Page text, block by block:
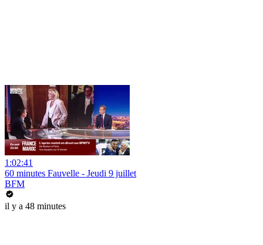
1:02:41
60 minutes Fauvelle - Jeudi 9 juillet
BFM
il y a 48 minutes